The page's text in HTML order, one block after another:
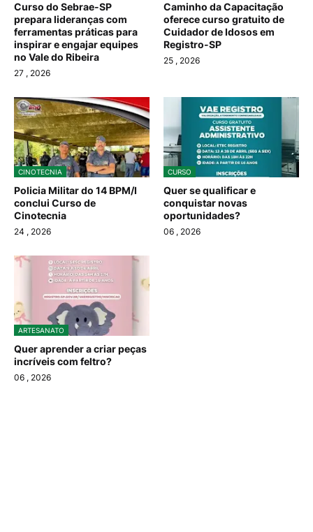
Curso do Sebrae-SP
prepara lideranças com
ferramentas práticas para
inspirar e engajar equipes
no Vale do Ribeira
27 , 2026
Caminho da Capacitação
oferece curso gratuito de
Cuidador de Idosos em
Registro-SP
25 , 2026
CINOTECNIA
Policia Militar do 14 BPM/I
conclui Curso de
Cinotecnia
24 , 2026
CURSO
Quer se qualificar e
conquistar novas
oportunidades?
06 , 2026
ARTESANATO
Quer aprender a criar peças
incríveis com feltro?
06 , 2026